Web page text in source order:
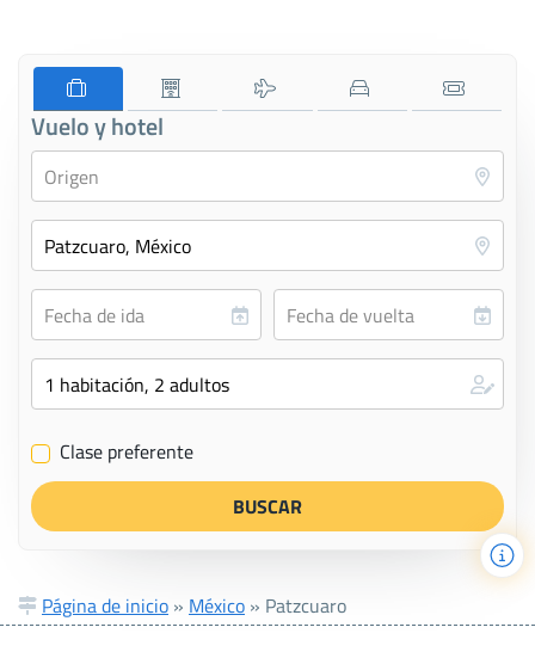
Vuelo y hotel
✔ Clase preferente
Página de inicio » México » Patzcuaro